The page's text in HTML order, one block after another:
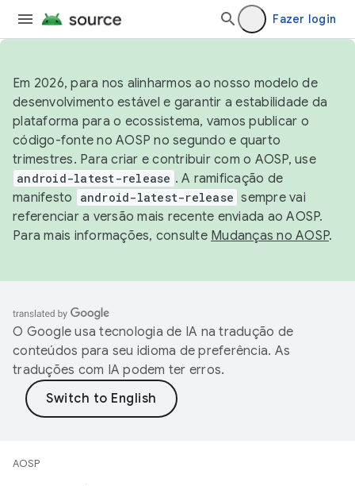
Fazer login
Em 2026, para nos alinharmos ao nosso modelo de
desenvolvimento estável e garantir a estabilidade da
plataforma para o ecossistema, vamos publicar o
código-fonte no AOSP no segundo e quarto
trimestres. Para criar e contribuir com o AOSP, use
android-latest-release . A ramificação de
manifesto
android-latest-release sempre vai
referenciar a versão mais recente enviada ao AOSP.
Para mais informações, consulte Mudanças no AOSP.
O Google usa tecnologia de IA na tradução de
conteúdos para seu idioma de preferência. As
traduções com IA podem ter erros.
AOSP